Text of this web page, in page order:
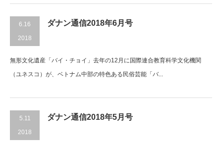
6.16
2018
ダナン通信2018年6月号
無形文化遺産「バイ・チョイ」去年の12月に国際連合教育科学文化機関
（ユネスコ）が、ベトナム中部の特色ある民俗芸能「バ...
5.11
2018
ダナン通信2018年5月号